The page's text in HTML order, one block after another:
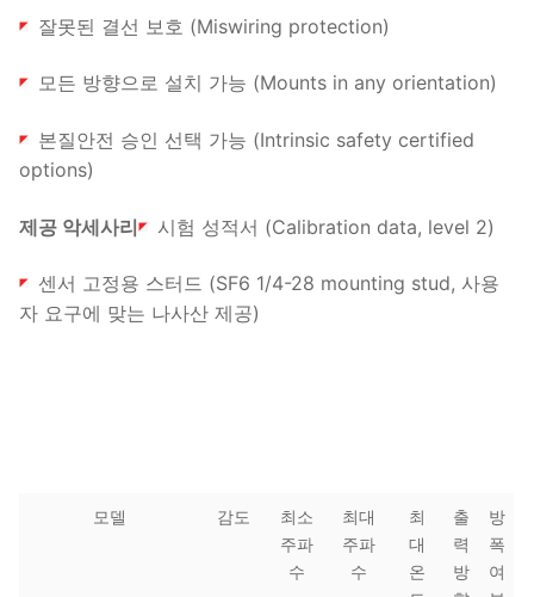
잘못된 결선 보호 (Miswiring protection)
모든 방향으로 설치 가능 (Mounts in any orientation)
본질안전 승인 선택 가능 (Intrinsic safety certified
options)
제공 악세사리 시험 성적서 (Calibration data, level 2)
센서 고정용 스터드 (SF6 1/4-28 mounting stud, 사용
자 요구에 맞는 나사산 제공)
모델 감도
최소
주파
수
최대
주파
수
최
대
온
출
력
방
방
폭
여